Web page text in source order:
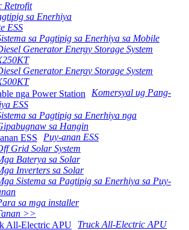
Retrofit
sa Enerhiya
ESS
sa Pagtipig sa Enerhiya sa Mobile
Generator Energy Storage System
Generator Energy Storage System
Komersyal ug Pang-
ESS
sa Pagtipig sa Enerhiya nga
sa Hangin
Puy-anan ESS
Grid Solar System
Baterya sa Solar
Inverters sa Solar
Sistema sa Pagtipig sa Enerhiya sa Puy-
sa mga installer
>>
Truck All-Electric APU